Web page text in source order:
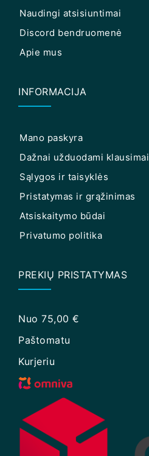
Naudingi atsisiuntimai
Discord bendruomenė
Apie mus
INFORMACIJA
Mano paskyra
Dažnai užduodami klausimai
Sąlygos ir taisyklės
Pristatymas ir grąžinimas
Atsiskaitymo būdai
Privatumo politika
PREKIŲ PRISTATYMAS
Nuo 75,00 €
Paštomatu
Kurjeriu